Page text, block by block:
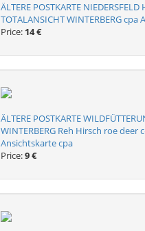
ÄLTERE POSTKARTE
TOTALANSICHT WINTERBERG
Price: 14 €
ÄLTERE POSTKARTE
WINTERBERG Reh Hirsch roe
Ansichtskarte cpa
Price:9 €